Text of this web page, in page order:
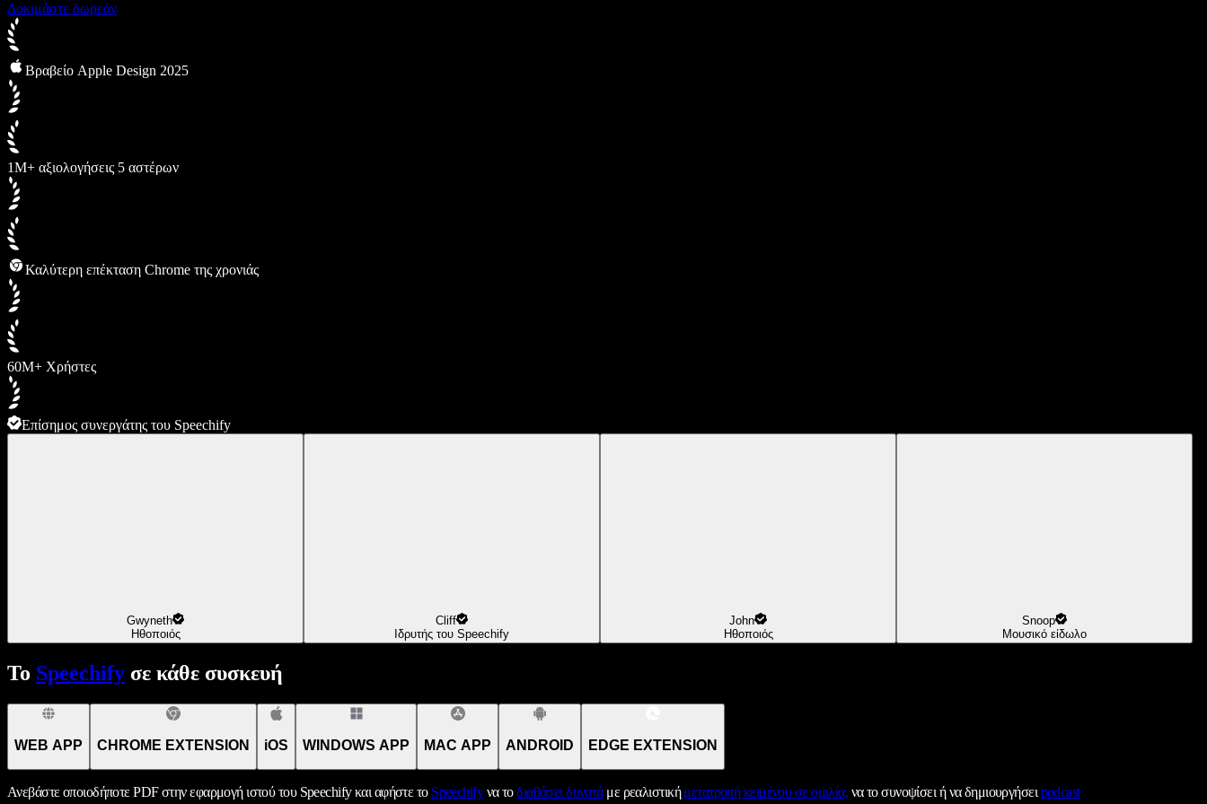
Δοκιμάστε δωρεάν
Βραβείο Apple Design 2025
1M+ αξιολογήσεις 5 αστέρων
Καλύτερη επέκταση Chrome της χρονιάς
60M+ Χρήστες
Επίσημος συνεργάτης του Speechify
Gwyneth
Ηθοποιός
Cliff
Ιδρυτής του Speechify
John
Ηθοποιός
Snoop
Μουσικό είδωλο
Το Speechify σε κάθε συσκευή
WEB APP CHROME EXTENSION iOS WINDOWS APP MAC APP ANDROID EDGE EXTENSION
Ανεβάστε οποιοδήποτε PDF στην εφαρμογή ιστού του Speechify και αφήστε το Speechifyνα τοδιαβάσει δυνατάμε ρεαλιστικήμετατροπή κειμένου σε ομιλία, να το συνοψίσει ή να δημιουργήσειpodcast